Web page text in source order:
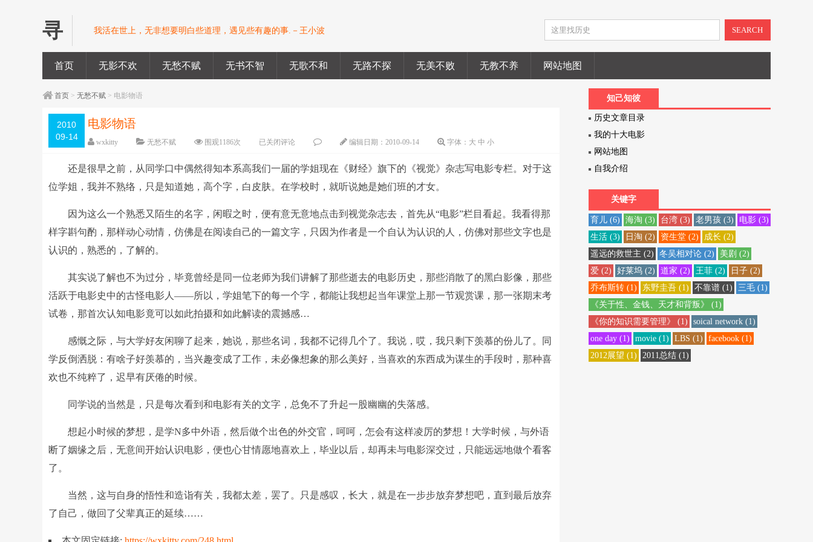
寻 我活在世上，无非想要明白些道理，遇见些有趣的事.－王小波 SEARCH
首页 无影不欢 无愁不赋 无书不智 无歌不和 无路不探 无美不败 无教不养 网站地图
首页 >无愁不赋 > 电影物语
2010
09-14
电影物语
wxkitty 无愁不赋 围观1186次 已关闭评论 编辑日期：2010-09-14 字体： 大 中 小
还是很早之前，从同学口中偶然得知本系高我们一届的学姐现在《财经》旗下的《视觉》杂志写电影专栏。对于这
位学姐，我并不熟络，只是知道她，高个字，白皮肤。在学校时，就听说她是她们班的才女。
因为这么一个熟悉又陌生的名字，闲暇之时，便有意无意地点击到视觉杂志去，首先从“电影”栏目看起。我看得那
样字斟句酌，那样动心动情，仿佛是在阅读自己的一篇文字，只因为作者是一个自认为认识的人，仿佛对那些文字也是
认识的，熟悉的，了解的。
其实说了解也不为过分，毕竟曾经是同一位老师为我们讲解了那些逝去的电影历史，那些消散了的黑白影像，那些
活跃于电影史中的古怪电影人——所以，学姐笔下的每一个字，都能让我想起当年课堂上那一节观赏课，那一张期末考
试卷，那首次认知电影竟可以如此拍摄和如此解读的震撼感…
感慨之际，与大学好友闲聊了起来，她说，那些名词，我都不记得几个了。我说，哎，我只剩下羡慕的份儿了。同
学反倒洒脱：有啥子好羡慕的，当兴趣变成了工作，未必像想象的那么美好，当喜欢的东西成为谋生的手段时，那种喜
欢也不纯粹了，迟早有厌倦的时候。
同学说的当然是，只是每次看到和电影有关的文字，总免不了升起一股幽幽的失落感。
想起小时候的梦想，是学N多中外语，然后做个出色的外交官，呵呵，怎会有这样凌厉的梦想！大学时候，与外语
断了姻缘之后，无意间开始认识电影，便也心甘情愿地喜欢上，毕业以后，却再未与电影深交过，只能远远地做个看客
了。
当然，这与自身的悟性和造诣有关，我都太差，罢了。只是感叹，长大，就是在一步步放弃梦想吧，直到最后放弃
了自己，做回了父辈真正的延续……
知己知彼
历史文章目录
我的十大电影
网站地图
自我介绍
关键字
育儿(6) 海淘 (3) 台湾(3) 老男孩(3) 电影(3)
生活(3) 日淘 (2) 资生堂(2) 成长 (2)
遥远的救世主 (2) 冬吴相对论(2) 美剧 (2)
爱(2) 好莱坞(2) 道家 (2) 王菲(2) 日子(2)
乔布斯转(1) 东野圭吾(1) 不靠谱(1) 三毛(1)
《关于性、金钱、天才和背叛》
(1)
《你的知识需要管理》
(1) soical network(1)
one day(1) movie(1) LBS (1) facebook(1)
2012展望 (1) 2011总结(1)